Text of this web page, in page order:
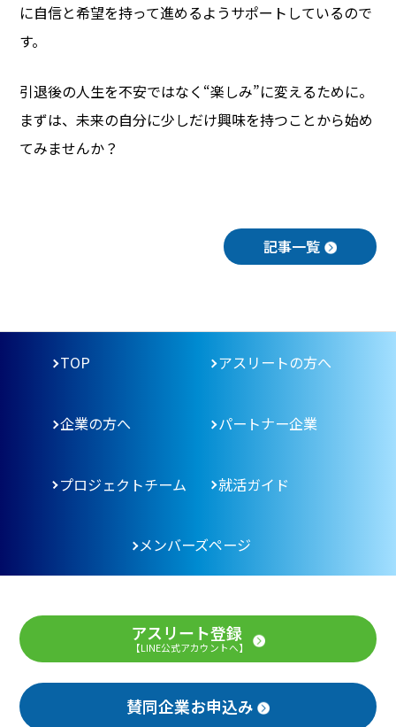
に自信と希望を持って進めるようサポートしているので
す。
引退後の人生を不安ではなく“楽しみ”に変えるために。
まずは、未来の自分に少しだけ興味を持つことから始め
てみませんか？
記事一覧
TOP アスリートの方へ
企業の方へ パートナー企業
プロジェクトチーム 就活ガイド
メンバーズページ
アスリート登録
【LINE公式アカウントへ】
賛同企業お申込み